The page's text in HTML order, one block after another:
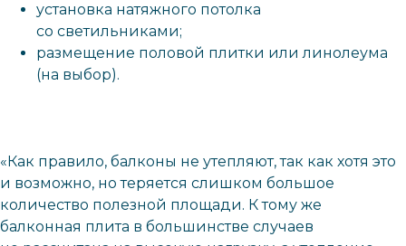
установка натяжного потолка
со светильниками;
размещение половой плитки или линолеума
(на выбор).
«Как правило, балконы не утепляют, так как хотя это
и возможно, но теряется слишком большое
количество полезной площади. К тому же
балконная плита в большинстве случаев